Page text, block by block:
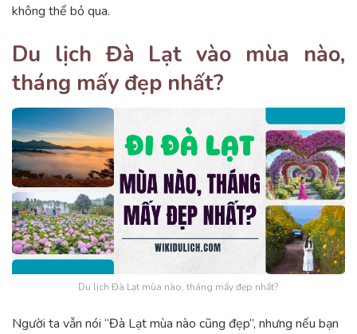
không thể bỏ qua.
Du lịch Đà Lạt vào mùa nào,
tháng mấy đẹp nhất?
Du lịch Đà Lạt mùa nào, tháng mấy đẹp nhất?
Người ta vẫn nói “Đà Lạt mùa nào cũng đẹp”, nhưng nếu bạn